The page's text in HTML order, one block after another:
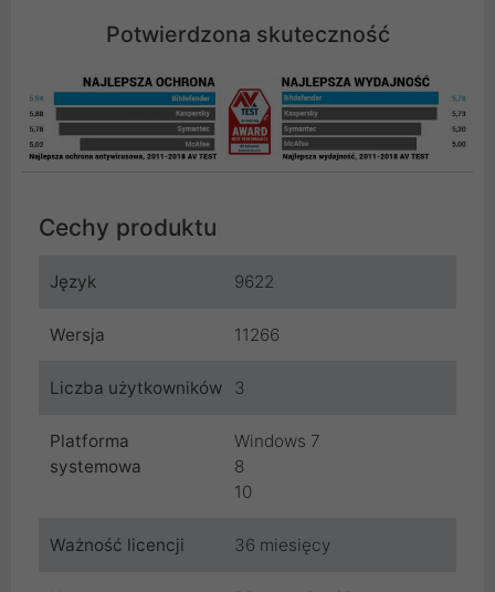
Potwierdzona skuteczność
Cechy produktu
Język 9622
Wersja 11266
Liczba użytkowników 3
Platforma
systemowa
Windows 7
8
10
Ważność licencji 36 miesięcy